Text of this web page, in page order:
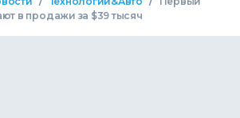
в продажи за $39 тысяч